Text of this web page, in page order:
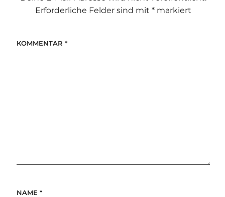
Erforderliche Felder sind mit *markiert
KOMMENTAR *
NAME *